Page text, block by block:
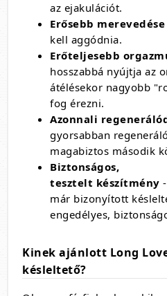
az ejakulációt.
Erősebb
kell aggódnia.
Erőteljesebb
hosszabbá nyújtja az
átélésekor nagyobb
fog érezni.
Azonnali
gyorsabban
magabiztos második
Biztonságos,
tesztelt készítmény
már bizonyított
engedélyes,
Kinek ajánlott Long
késleltető?